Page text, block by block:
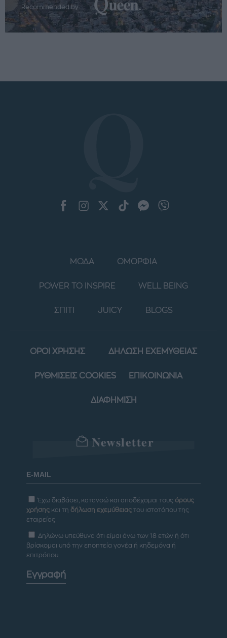
Recommended by
ΜΟΔΑ ΟΜΟΡΦΙΑ
POWER TO INSPIRE WELL BEING
ΣΠΙΤΙ JUICY BLOGS
ΟΡΟΙ ΧΡΗΣΗΣ ΔΗΛΩΣΗ ΕΧΕΜΥΘΕΙΑΣ
ΡΥΘΜΙΣΕΙΣ COOKIES ΕΠΙΚΟΙΝΩΝΙΑ
ΔΙΑΦΗΜΙΣΗ
Newsletter
Έχω διαβάσει, κατανοώ και αποδέχομαι τους όρους
χρήσης και τη δήλωση εχεμύθειας του ιστοτόπου της
εταιρείας
Δηλώνω υπεύθυνα ότι είμαι άνω των 18 ετών ή ότι
βρίσκομαι υπό την εποπτεία γονέα ή κηδεμόνα ή
επιτρόπου
Εγγραφή